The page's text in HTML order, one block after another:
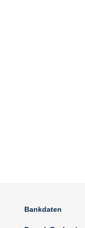
Bankdaten